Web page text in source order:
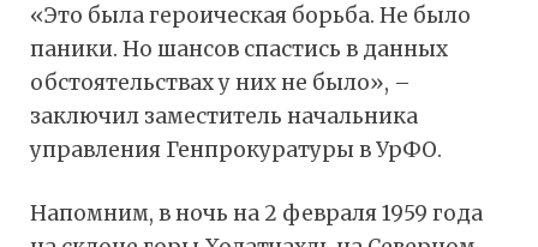
«Это была героическая борьба. Не было
паники. Но шансов спастись в данных
обстоятельствах у них не было», –
заключил заместитель начальника
управления Генпрокуратуры в УрФО.
Напомним, в ночь на 2 февраля 1959 года